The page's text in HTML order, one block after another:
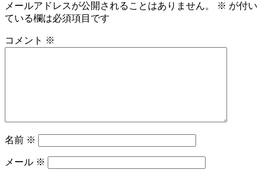
ー
シ
メールアドレスが公開されることはありません。 ※ が付い
ている欄は必須項目です
コメント ※
名前 ※
メール ※